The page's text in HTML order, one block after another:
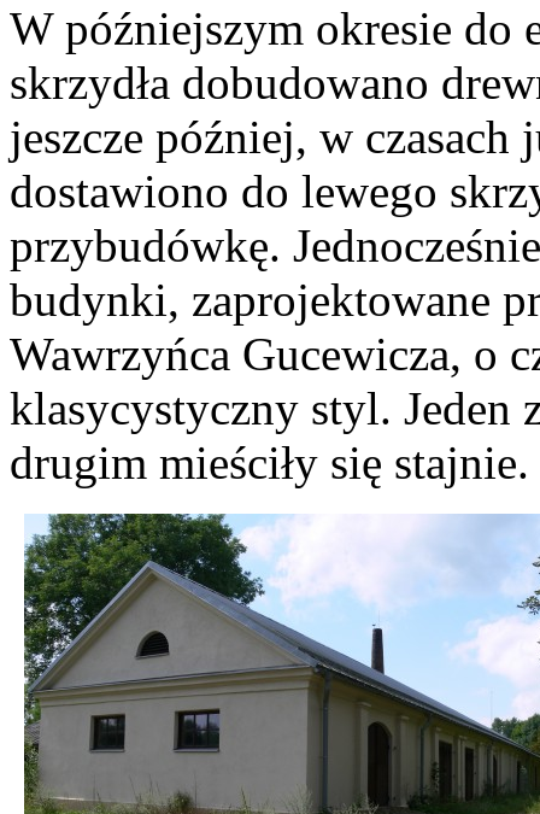
W późniejszym okresie do
skrzydła dobudowano
jeszcze później, w czasach
dostawiono do lewego
przybudówkę.
budynki, zaprojektowane
Wawrzyńca Gucewicza, o
klasycystyczny styl. Jeden
drugim mieściły się stajnie.